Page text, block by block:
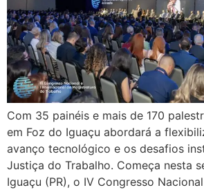
Com 35 painéis e mais de 170
em Foz do Iguaçu abordará a
avanço tecnológico e os desafios
Justiça do Trabalho. Começa nesta
Iguaçu (PR), o IV Congresso